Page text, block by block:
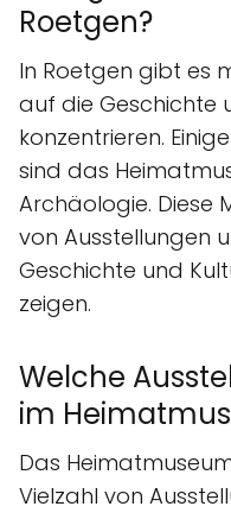
Roetgen?
In Roetgen gibt es
auf die Geschichte
konzentrieren.
sind das
Archäologie. Diese
von Ausstellungen
Geschichte und
zeigen.
Welche
im
Das
Vielzahl von